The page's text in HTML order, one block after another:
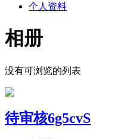
个人资料
相册
没有可浏览的列表
待审核6g5cvS